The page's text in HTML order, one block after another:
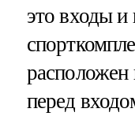
это входы
расположен
перед